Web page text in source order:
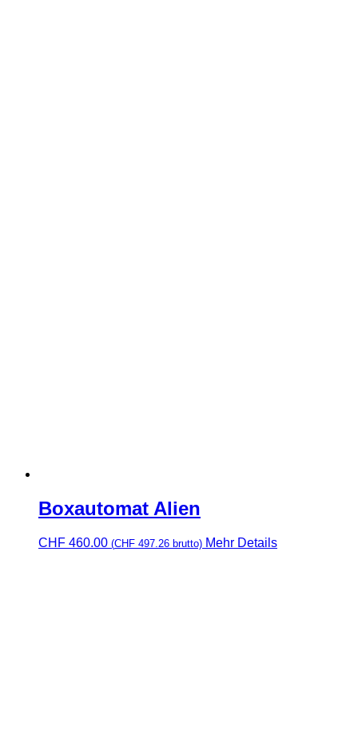
Boxautomat Alien
CHF 460.00 (CHF 497.26 brutto) Mehr Details